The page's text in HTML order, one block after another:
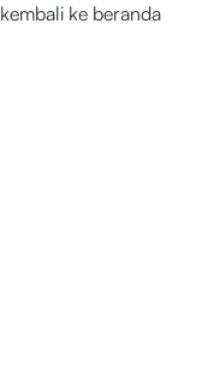
kembali ke beranda